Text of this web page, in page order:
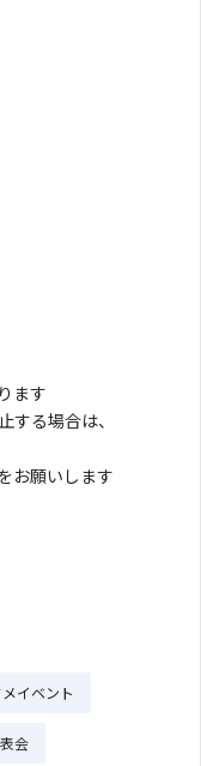
ます
する場合は、
お願いします
イベント
会